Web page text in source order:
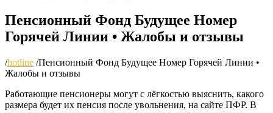
Пенсионный Фонд Будущее Номер
Горячей Линии • Жалобы и отзывы
/hotline /Пенсионный Фонд Будущее Номер Горячей Линии •
Жалобы и отзывы
Работающие пенсионеры могут с лёгкостью выяснить, какого
размера будет их пенсия после увольнения, на сайте ПФР. В